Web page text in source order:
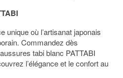
unique où l’artisanat japonais
Commandez dès
tabi blanc PATTABI
l’élégance et le confort au